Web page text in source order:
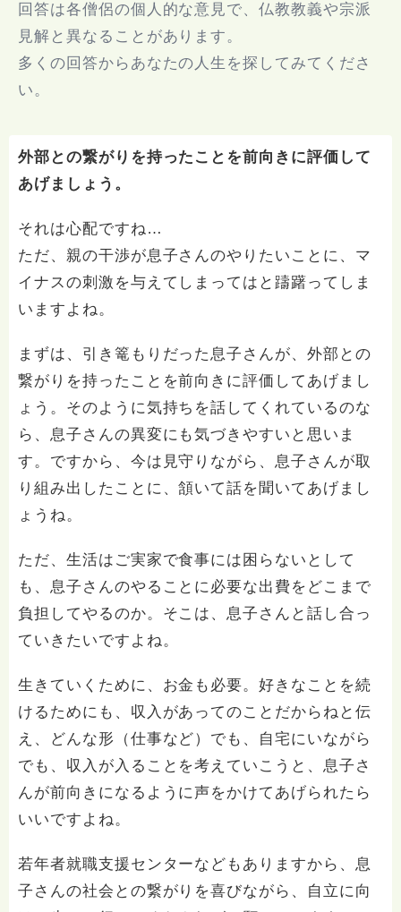
回答は各僧侶の個人的な意見で、仏教教義や宗派
見解と異なることがあります。
多くの回答からあなたの人生を探してみてくださ
い。
外部との繋がりを持ったことを前向きに評価して
あげましょう。
それは心配ですね…
ただ、親の干渉が息子さんのやりたいことに、マ
イナスの刺激を与えてしまってはと躊躇ってしま
いますよね。
まずは、引き篭もりだった息子さんが、外部との
繋がりを持ったことを前向きに評価してあげまし
ょう。そのように気持ちを話してくれているのな
ら、息子さんの異変にも気づきやすいと思いま
す。ですから、今は見守りながら、息子さんが取
り組み出したことに、頷いて話を聞いてあげまし
ょうね。
ただ、生活はご実家で食事には困らないとして
も、息子さんのやることに必要な出費をどこまで
負担してやるのか。そこは、息子さんと話し合っ
ていきたいですよね。
生きていくために、お金も必要。好きなことを続
けるためにも、収入があってのことだからねと伝
え、どんな形（仕事など）でも、自宅にいながら
でも、収入が入ることを考えていこうと、息子さ
んが前向きになるように声をかけてあげられたら
いいですよね。
若年者就職支援センターなどもありますから、息
子さんの社会との繋がりを喜びながら、自立に向